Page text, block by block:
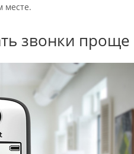
месте.
звонки проще